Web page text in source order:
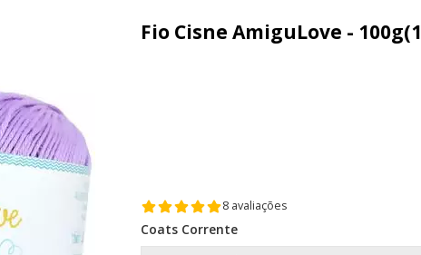
Fio Cisne AmiguLove -
8 avaliações
Coats Corrente